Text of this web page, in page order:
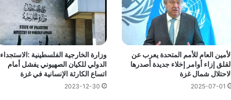
الأمين العام للأمم المتحدة يعرب عن
القلق إزاء أوامر إخلاء جديدة أصدرها
الاحتلال شمال غزة
2025-07-01
وزارة الخارجية الفلسطينية :الاستجداء
الدولي للكيان الصهيوني يفشل أمام
اتساع الكارثة الإنسانية في غزة
2023-12-30